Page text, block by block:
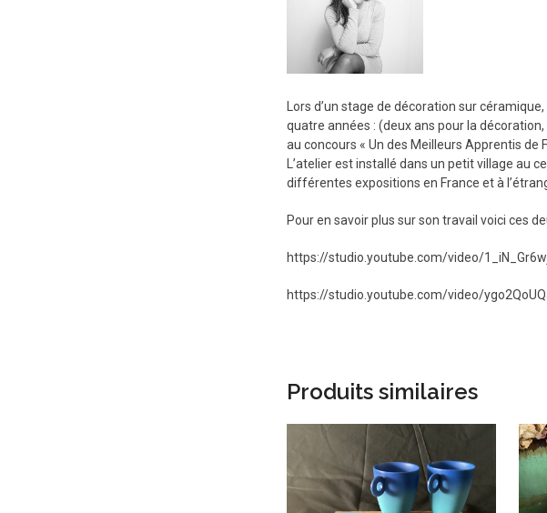
Lors d’un stage de décoration sur
quatre années : (deux ans pour la
au concours « Un des Meilleurs Apprentis de
L’atelier est installé dans un petit village au
différentes expositions en France et à
Pour en savoir plus sur son travail voici ces
https://studio.youtube.com/video/
https://studio.youtube.com/video/
Produits similaires